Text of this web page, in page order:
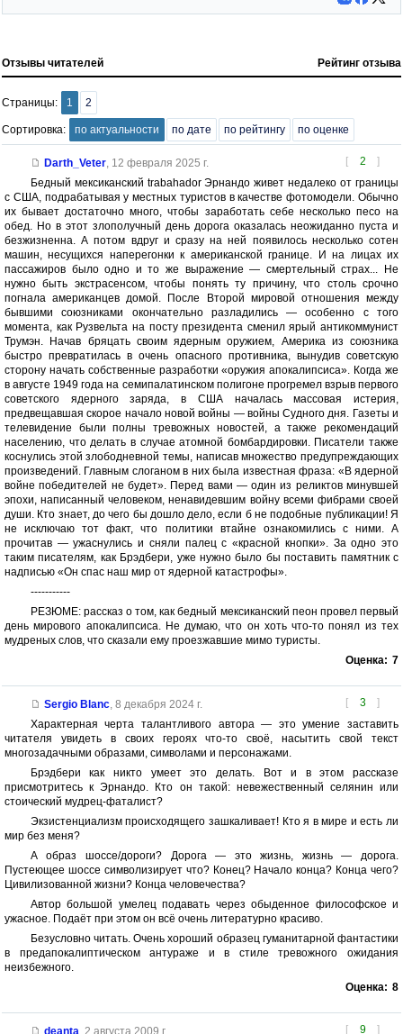
Отзывы читателей Рейтинг отзыва
Страницы: 1 2
Сортировка: по актуальности по дате по рейтингу по оценке
[ 2 ]
Darth_Veter, 12 февраля 2025 г.
Бедный мексиканский trabahador Эрнандо живет недалеко от границы
с США, подрабатывая у местных туристов в качестве фотомодели. Обычно
их бывает достаточно много, чтобы заработать себе несколько песо на
обед. Но в этот злополучный день дорога оказалась неожиданно пуста и
безжизненна. А потом вдруг и сразу на ней появилось несколько сотен
машин, несущихся наперегонки к американской границе. И на лицах их
пассажиров было одно и то же выражение — смертельный страх... Не
нужно быть экстрасенсом, чтобы понять ту причину, что столь срочно
погнала американцев домой. После Второй мировой отношения между
бывшими союзниками окончательно разладились — особенно с того
момента, как Рузвельта на посту президента сменил ярый антикоммунист
Трумэн. Начав бряцать своим ядерным оружием, Америка из союзника
быстро превратилась в очень опасного противника, вынудив советскую
сторону начать собственные разработки «оружия апокалипсиса». Когда же
в августе 1949 года на семипалатинском полигоне прогремел взрыв первого
советского ядерного заряда, в США началась массовая истерия,
предвещавшая скорое начало новой войны — войны Судного дня. Газеты и
телевидение были полны тревожных новостей, а также рекомендаций
населению, что делать в случае атомной бомбардировки. Писатели также
коснулись этой злободневной темы, написав множество предупреждающих
произведений. Главным слоганом в них была известная фраза: «В ядерной
войне победителей не будет». Перед вами — один из реликтов минувшей
эпохи, написанный человеком, ненавидевшим войну всеми фибрами своей
души. Кто знает, до чего бы дошло дело, если б не подобные публикации! Я
не исключаю тот факт, что политики втайне ознакомились с ними. А
прочитав — ужаснулись и сняли палец с «красной кнопки». За одно это
таким писателям, как Брэдбери, уже нужно было бы поставить памятник с
надписью «Он спас наш мир от ядерной катастрофы».
-----------
РЕЗЮМЕ: рассказ о том, как бедный мексиканский пеон провел первый
день мирового апокалипсиса. Не думаю, что он хоть что-то понял из тех
мудреных слов, что сказали ему проезжавшие мимо туристы.
Оценка: 7
[ 3 ]
Sergio Blanc, 8 декабря 2024 г.
Характерная черта талантливого автора — это умение заставить
читателя увидеть в своих героях что-то своё, насытить свой текст
многозадачными образами, символами и персонажами.
Брэдбери как никто умеет это делать. Вот и в этом рассказе
присмотритесь к Эрнандо. Кто он такой: невежественный селянин или
стоический мудрец-фаталист?
Экзистенциализм происходящего зашкаливает! Кто я в мире и есть ли
мир без меня?
А образ шоссе/дороги? Дорога — это жизнь, жизнь — дорога.
Пустеющее шоссе символизирует что? Конец? Начало конца? Конца чего?
Цивилизованной жизни? Конца человечества?
Автор большой умелец подавать через обыденное философское и
ужасное. Подаёт при этом он всё очень литературно красиво.
Безусловно читать. Очень хороший образец гуманитарной фантастики
в предапокалиптическом антураже и в стиле тревожного ожидания
неизбежного.
Оценка: 8
[ 9 ]
deanta 2 августа 2009 г.